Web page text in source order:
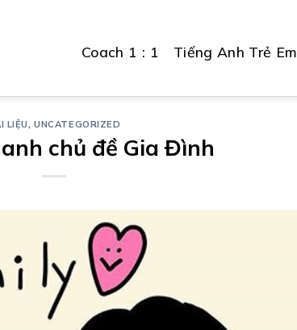
Coach 1 : 1 Tiếng Anh Trẻ Em
LIỆU,UNCATEGORIZED
chủ đề Gia Đình